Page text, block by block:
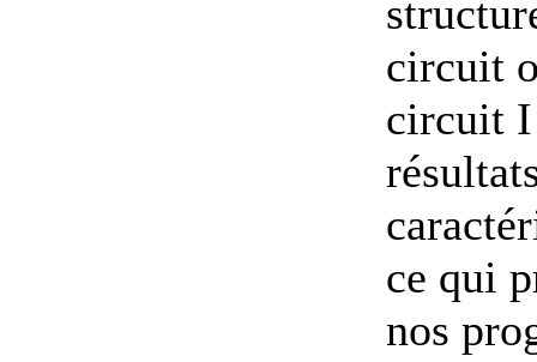
circuit
circuit I
ce qui
nos